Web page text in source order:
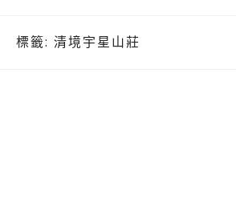
標籤: 清境宇星山莊